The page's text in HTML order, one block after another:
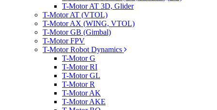
T-Motor AT 3D, Glider
T-Motor AT (VTOL)
T-Motor AX (WING, VTOL)
T-Motor GB (Gimbal)
T-Motor FPV
T-Motor Robot Dynamics
T-Motor G
T-Motor RI
T-Motor GL
T-Motor R
T-Motor AK
T-Motor AKE